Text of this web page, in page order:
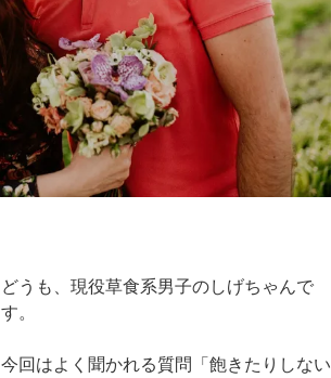
どうも、現役草食系男子のしげちゃんで
す。
今回はよく聞かれる質問「飽きたりしない